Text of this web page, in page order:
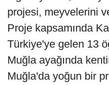
projesi, meyvelerini
Proje kapsamında
Türkiye'ye gelen 13
Muğla ayağında
Muğla'da yoğun bir